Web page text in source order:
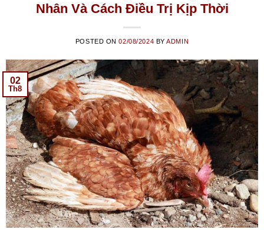
Nhân Và Cách Điều Trị Kịp Thời
POSTED ON02/08/2024 BYADMIN
02
Th8